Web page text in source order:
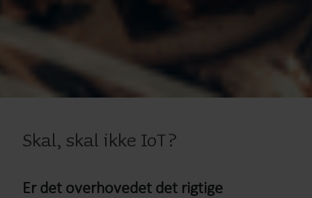
Skal, skal ikke IoT?
Er det overhovedet det rigtige